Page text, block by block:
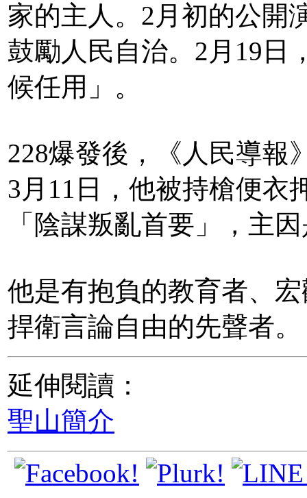
家的主人。2月初的公開
鼓勵人民自治。2月19日
候任用」。
228爆發後，《人民導報
3月11日，他被持槍便衣
「陰謀叛亂首要」，主
他是有抱負的教育者、
捍衛言論自由的先聲者。
延伸閱讀：
聖山簡介